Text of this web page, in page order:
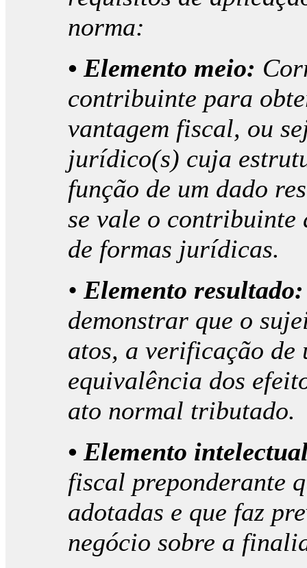
norma:
• Elemento meio:
contribuinte para
vantagem fiscal, ou
jurídico(s) cuja
função de um dado
se vale o contribuinte
de formas jurídicas.
• Elemento resultado:
demonstrar que o
atos, a verificação de
equivalência dos
ato normal tributado.
• Elemento
fiscal preponderante
adotadas e que faz
negócio sobre a